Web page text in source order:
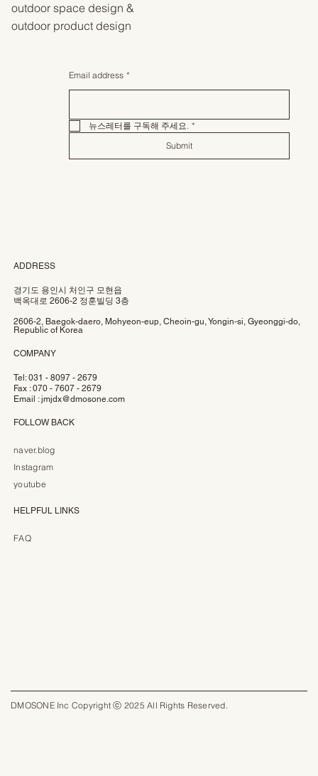
outdoor space design &
outdoor product design
Email address *
뉴스레터를 구독해 주세요.
*
Submit
ADDRESS
경기도 용인시 처인구 모현읍
백옥대로 2606-2 정훈빌딩 3층
2606-2, Baegok-daero, Mohyeon-eup, Cheoin-gu, Yongin-si, Gyeonggi-do,
Republic of Korea
COMPANY
Tel: 031 - 8097 - 2679
Fax : 070 - 7607 - 2679
Email :jmjdx@dmosone.com
FOLLOW BACK
naver.blog
Instagram
youtube
HELPFUL LINKS
FAQ
DMOSONE Inc Copyright ⓒ 2025 All Rights Reserved.​